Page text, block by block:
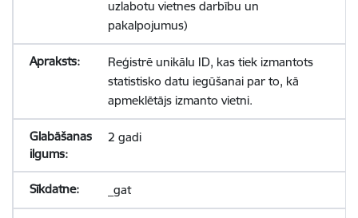
uzlabotu vietnes darbību un
pakalpojumus)
Reģistrē unikālu ID, kas tiek izmantots
statistisko datu iegūšanai par to, kā
apmeklētājs izmanto vietni.
2 gadi
_gat